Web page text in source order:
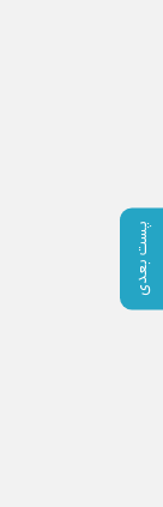
پست بعدی